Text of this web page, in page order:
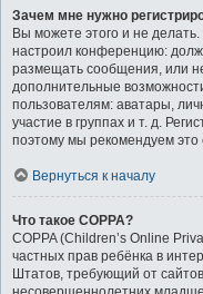
Зачем мне нужно
Вы можете этого и не делать.
настроил конференцию:
размещать сообщения, или
дополнительные
пользователям: аватары,
участие в группах и т. д.
поэтому мы рекомендуем это
Вернуться к началу
Что такое COPPA?
COPPA (Children’s Online
частных прав ребёнка в
Штатов, требующий от